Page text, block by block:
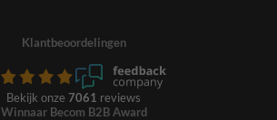
Klantbeoordelingen
Bekijk onze 7061 reviews
Winnaar Becom B2B Award